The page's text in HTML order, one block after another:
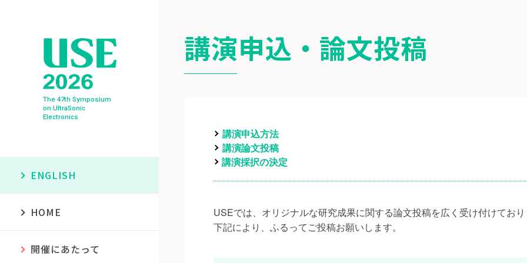
The 47th Symposium
on UltraSonic
Electronics
ENGLISH
HOME
開催にあたって
講演申込・論文投稿
講演申込方法
講演論文投稿
講演採択の決定
USEでは、オリジナルな研究成果に関する論文投稿を広く受け付けてお
下記により、ふるってご投稿お願いします。